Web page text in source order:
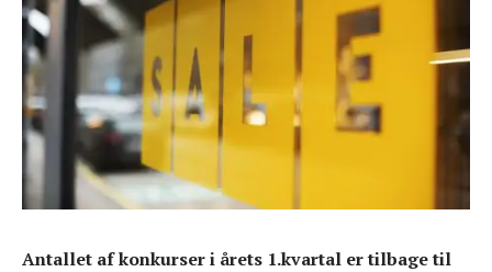
Antallet af konkurser i årets 1.kvartal er tilbage til